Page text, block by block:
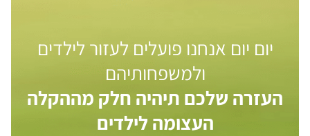
יום יום אנחנו פועלים לעזור לילדים
ולמשפחותיהם
העזרה שלכם תיהיה חלק מההקלה
העצומה לילדים